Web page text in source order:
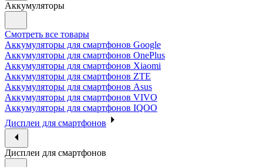
Аккумуляторы
Смотреть все товары
Аккумуляторы для смартфонов Google
Аккумуляторы для смартфонов OnePlus
Аккумуляторы для смартфонов Xiaomi
Аккумуляторы для смартфонов ZTE
Аккумуляторы для cмартфонов Asus
Аккумуляторы для смартфонов VIVO
Аккумуляторы для смартфонов IQOO
Дисплеи для смартфонов
Дисплеи для смартфонов